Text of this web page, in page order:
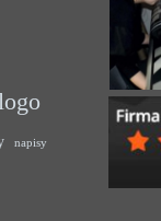
napisy